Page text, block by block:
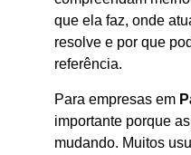
que ela faz, onde
resolve e por que
referência.
Para empresas em
importante porque
mudando. Muitos